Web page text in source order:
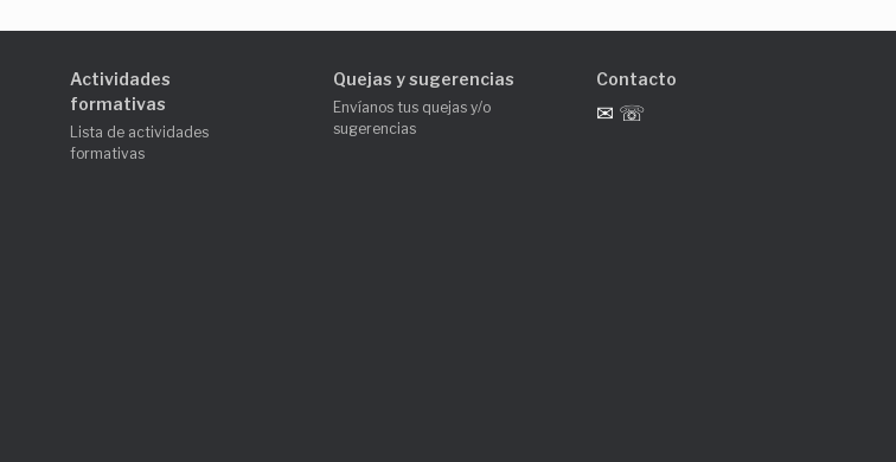
Actividades
formativas
Lista de actividades
formativas
Quejas y sugerencias
Envíanos tus quejas y/o
sugerencias
Contacto
✉ ☏